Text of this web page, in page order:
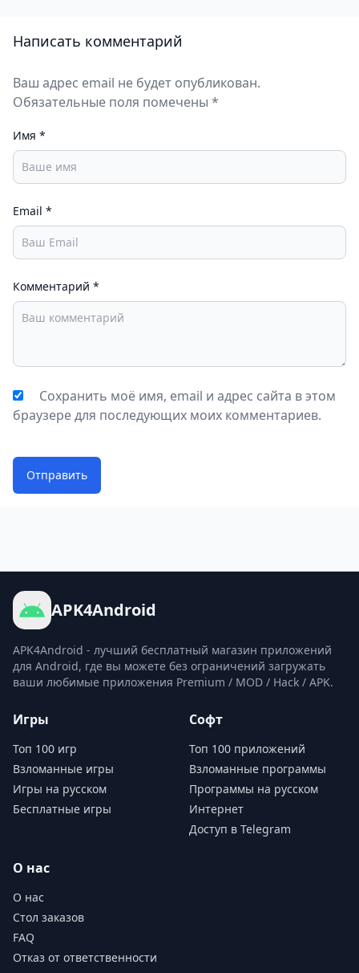
Написать комментарий
Ваш адрес email не будет опубликован.
Обязательные поля помечены *
Имя *
Email *
Комментарий *
Сохранить моё имя, email и адрес сайта в этом
браузере для последующих моих комментариев.
Отправить
APK4Android
APK4Android - лучший бесплатный магазин приложений
для Android, где вы можете без ограничений загружать
ваши любимые приложения Premium / MOD / Hack / APK.
Игры
Топ 100 игр
Взломанные игры
Игры на русском
Бесплатные игры
Софт
Топ 100 приложений
Взломанные программы
Программы на русском
Интернет
Доступ в Telegram
О нас
О нас
Стол заказов
FAQ
Отказ от ответственности